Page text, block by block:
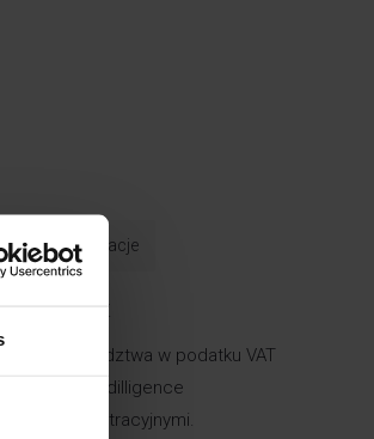
Publikacje
VAT.
doradztwa w podatku VAT
due dilligence
administracyjnymi.